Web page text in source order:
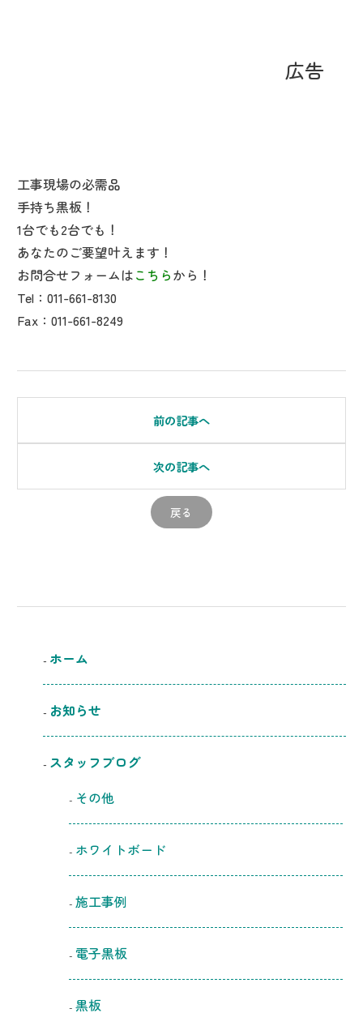
広告
工事現場の必需品
手持ち黒板！
1台でも2台でも！
あなたのご要望叶えます！
お問合せフォームはこちらから！
Tel：011-661-8130
Fax：011-661-8249
前の記事へ
戻る
次の記事へ
ホーム
お知らせ
スタッフブログ
その他
ホワイトボード
施工事例
電子黒板
黒板